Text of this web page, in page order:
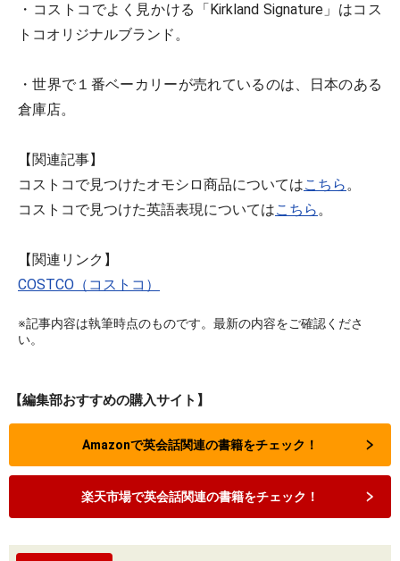
・コストコでよく見かける「Kirkland Signature」はコス
トコオリジナルブランド。
・世界で１番ベーカリーが売れているのは、日本のある
倉庫店。
【関連記事】
コストコで見つけたオモシロ商品についてはこちら。
コストコで見つけた英語表現についてはこちら。
【関連リンク】
COSTCO（コストコ）
※記事内容は執筆時点のものです。最新の内容をご確認くださ
い。
【編集部おすすめの購入サイト】
Amazonで英会話関連の書籍をチェック！
楽天市場で英会話関連の書籍をチェック！